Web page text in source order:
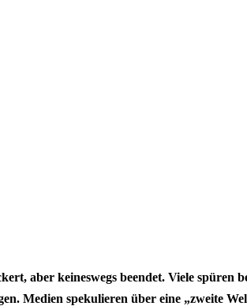
aber keineswegs beendet. Viele spüren
Medien spekulieren über eine „zweite